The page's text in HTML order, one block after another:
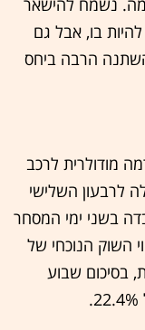
נשמח להישאר
בו, אבל גם
הרבה ביחס
מודולרית לרכב
לרבעון השלישי
בשני ימי המסחר
מערכה, ושווי השוק הנוכחי של
עם זאת, בסיכום שבוע